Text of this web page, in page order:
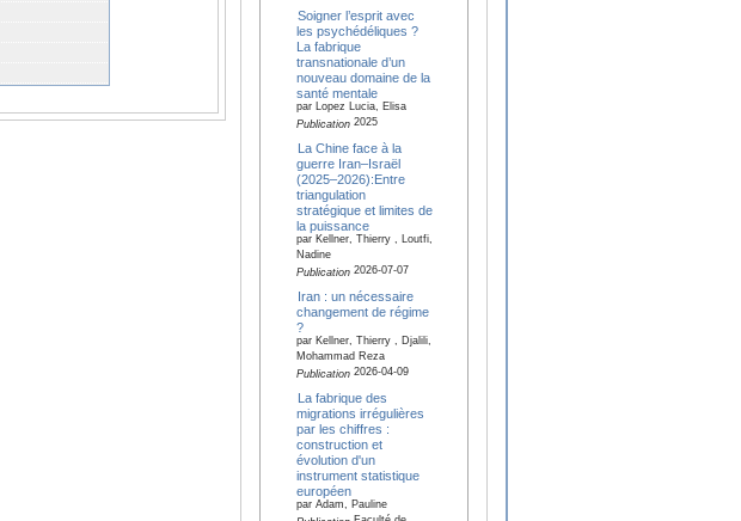
Soigner l’esprit avec
les psychédéliques ?
La fabrique
transnationale d’un
nouveau domaine de la
santé mentale
par Lopez Lucia, Elisa
Publication2025
La Chine face à la
guerre Iran–Israël
(2025–2026):Entre
triangulation
stratégique et limites de
la puissance
par Kellner, Thierry , Loutfi,
Nadine
Publication2026-07-07
Iran : un nécessaire
changement de régime
?
par Kellner, Thierry , Djalili,
Mohammad Reza
Publication2026-04-09
La fabrique des
migrations irrégulières
par les chiffres :
construction et
évolution d'un
instrument statistique
européen
par Adam, Pauline